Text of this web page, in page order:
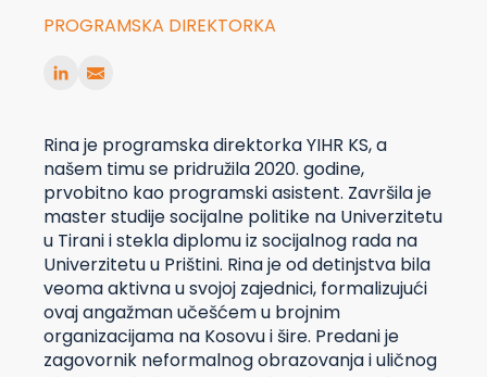
PROGRAMSKA DIREKTORKA
Rina je programska direktorka YIHR KS, a
našem timu se pridružila 2020. godine,
prvobitno kao programski asistent. Završila je
master studije socijalne politike na Univerzitetu
u Tirani i stekla diplomu iz socijalnog rada na
Univerzitetu u Prištini. Rina je od detinjstva bila
veoma aktivna u svojoj zajednici, formalizujući
ovaj angažman učešćem u brojnim
organizacijama na Kosovu i šire. Predani je
zagovornik neformalnog obrazovanja i uličnog